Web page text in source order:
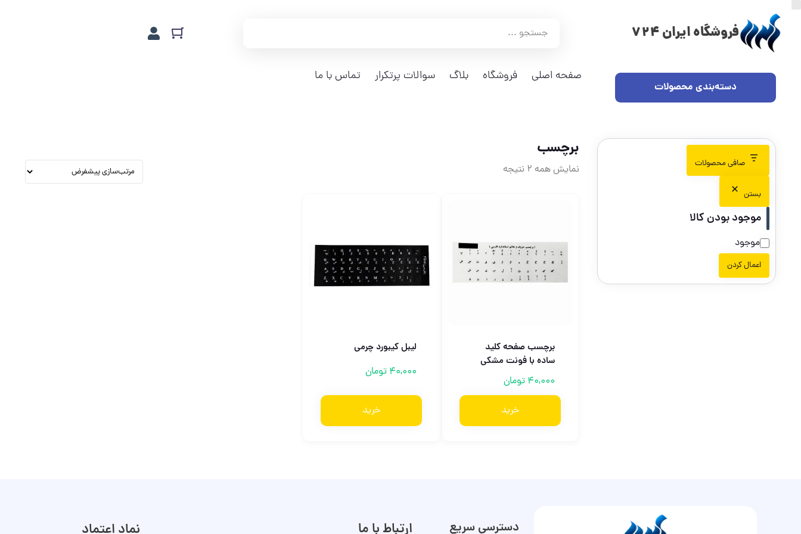
فروشگاه ایران 724
دسته‌بندی محصولات
صفحه اصلی فروشگاه بلاگ سوالات پرتکرار تماس با ما
صافی محصولات
بستن
موجود بودن کالا
موجود
اعمال کردن
برچسب
نمایش همه 2 نتیجه
برچسب صفحه کلید
ساده با فونت مشکی
40,000 تومان
خرید
لیبل کیبورد چرمی
40,000 تومان
خرید
دسترسی سریع